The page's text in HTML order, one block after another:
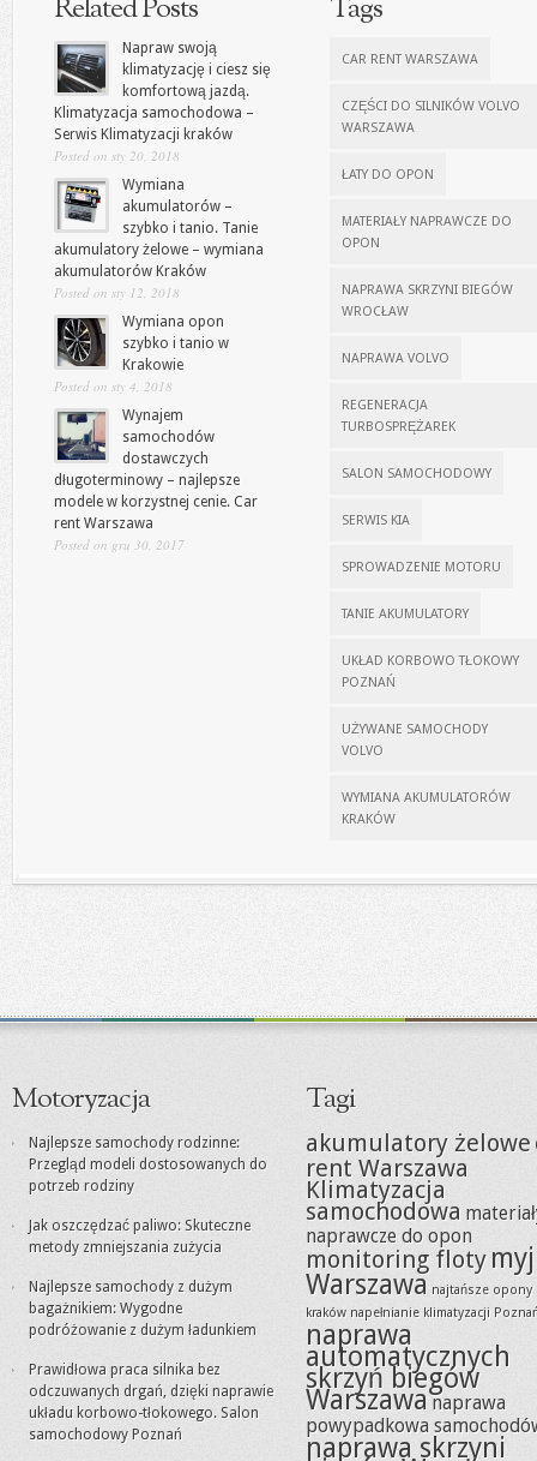
Related Posts
Napraw swoją
klimatyzację i ciesz się
komfortową jazdą.
Klimatyzacja samochodowa –
Serwis Klimatyzacji kraków
Posted on sty 20, 2018
Wymiana
akumulatorów –
szybko i tanio. Tanie
akumulatory żelowe – wymiana
akumulatorów Kraków
Posted on sty 12, 2018
Wymiana opon
szybko i tanio w
Krakowie
Posted on sty 4, 2018
Wynajem
samochodów
dostawczych
długoterminowy – najlepsze
modele w korzystnej cenie. Car
rent Warszawa
Posted on gru 30, 2017
Tags
CAR RENT WARSZAWA
CZĘŚCI DO SILNIKÓW VOLVO
WARSZAWA
ŁATY DO OPON
MATERIAŁY NAPRAWCZE DO
OPON
NAPRAWA SKRZYNI BIEGÓW
WROCŁAW
NAPRAWA VOLVO
REGENERACJA
TURBOSPRĘŻAREK
SALON SAMOCHODOWY
SERWIS KIA
SPROWADZENIE MOTORU
TANIE AKUMULATORY
UKŁAD KORBOWO TŁOKOWY
POZNAŃ
UŻYWANE SAMOCHODY
VOLVO
WYMIANA AKUMULATORÓW
KRAKÓW
Motoryzacja
Najlepsze samochody rodzinne:
Przegląd modeli dostosowanych do
potrzeb rodziny
Jak oszczędzać paliwo: Skuteczne
metody zmniejszania zużycia
Najlepsze samochody z dużym
bagażnikiem: Wygodne
podróżowanie z dużym ładunkiem
Prawidłowa praca silnika bez
odczuwanych drgań, dzięki naprawie
układu korbowo-tłokowego. Salon
samochodowy Poznań
Tagi
akumulatory żelowe
rent Warszawa
Klimatyzacja
samochodowa
naprawcze do opon
monitoring floty
Warszawa najtańsze opony
kraków napełnianie klimatyzacji
naprawa
automatycznych
skrzyń biegów
Warszawa naprawa
powypadkowa
naprawa skrzyni